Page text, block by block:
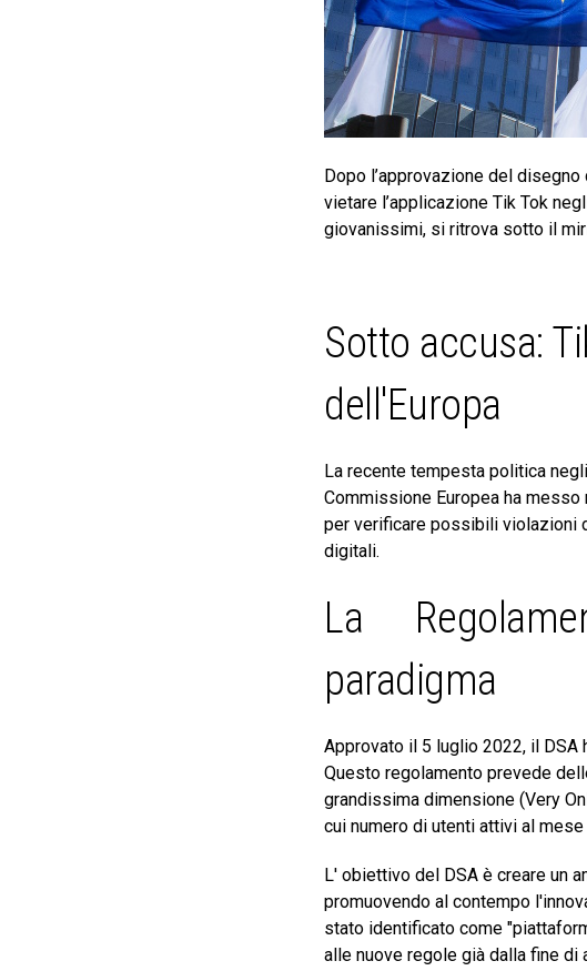
Dopo l’approvazione del
vietare l’applicazione Tik Tok
giovanissimi, si ritrova sotto il
Sotto accusa:
dell'Europa
La recente tempesta politica
Commissione Europea ha
per verificare possibili violazioni
digitali.
La
paradigma
Approvato il 5 luglio 2022, il DSA
Questo regolamento prevede
grandissima dimensione (Very
cui numero di utenti attivi al
L' obiettivo del DSA è creare un
promuovendo al contempo
stato identificato come
alle nuove regole già dalla fine di